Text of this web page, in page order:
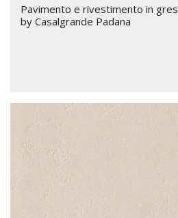
Pavimento e rivestimento in
by Casalgrande Padana